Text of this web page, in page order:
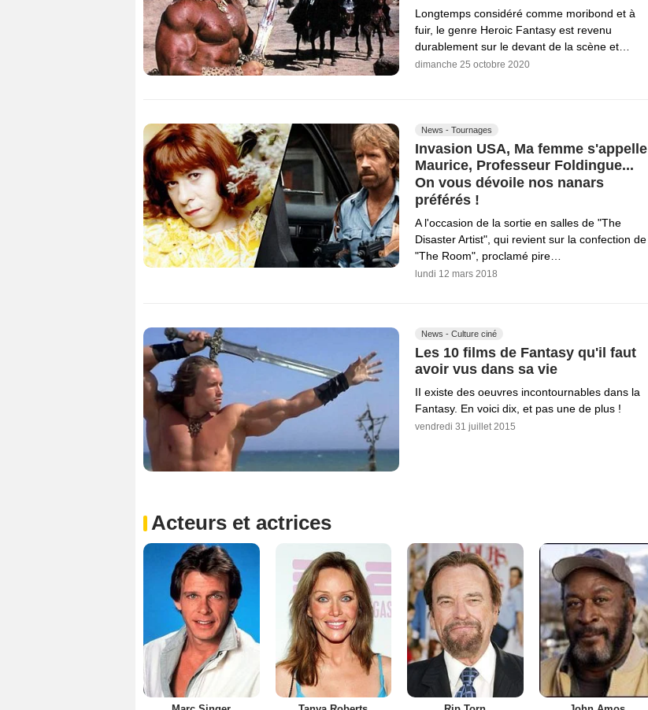
Longtemps considéré comme moribond et à
fuir, le genre Heroic Fantasy est revenu
durablement sur le devant de la scène et…
dimanche 25 octobre 2020
News - Tournages
Invasion USA, Ma femme s'appelle
Maurice, Professeur Foldingue...
On vous dévoile nos nanars
préférés !
A l'occasion de la sortie en salles de "The
Disaster Artist", qui revient sur la confection de
"The Room", proclamé pire…
lundi 12 mars 2018
News - Culture ciné
Les 10 films de Fantasy qu'il faut
avoir vus dans sa vie
II existe des oeuvres incontournables dans la
Fantasy. En voici dix, et pas une de plus !
vendredi 31 juillet 2015
Acteurs et actrices